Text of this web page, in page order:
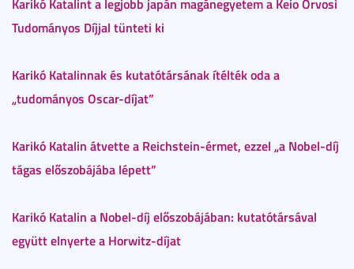
Tudományos Díjjal tünteti ki
Karikó Katalinnak és kutatótársának ítélték oda a
„tudományos Oscar-díjat”
Karikó Katalin átvette a Reichstein-érmet, ezzel „a Nobel-díj
tágas előszobájába lépett”
Karikó Katalin a Nobel-díj előszobájában: kutatótársával
együtt elnyerte a Horwitz-díjat